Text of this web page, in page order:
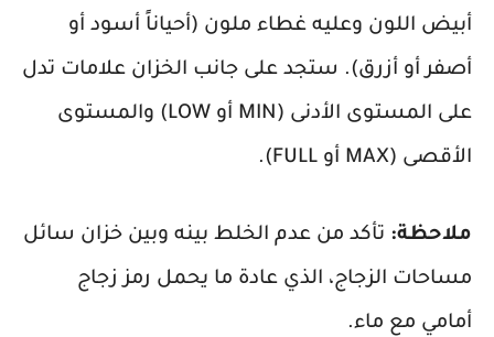
أبيض اللون وعليه غطاء ملون (أحياناً أسود أو
أصفر أو أزرق). ستجد على جانب الخزان علامات تدل
على المستوى الأدنى (MIN أو LOW) والمستوى
الأقصى (MAX أو FULL).
ملاحظة: تأكد من عدم الخلط بينه وبين خزان سائل
مساحات الزجاج، الذي عادة ما يحمل رمز زجاج
أمامي مع ماء.